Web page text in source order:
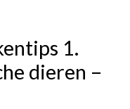
1.
dieren –